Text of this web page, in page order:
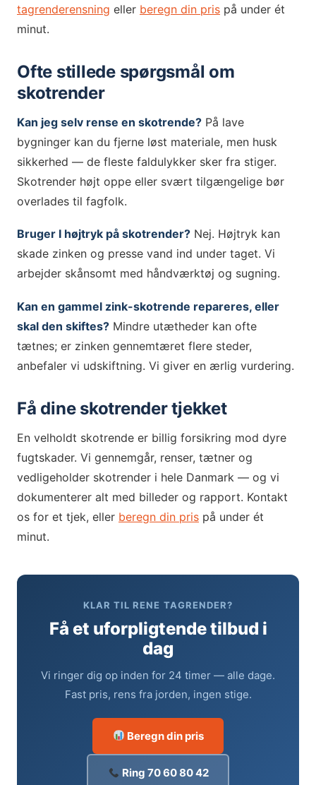
tagrenderensning eller beregn din pris på under ét
minut.
Ofte stillede spørgsmål om
skotrender
Kan jeg selv rense en skotrende? På lave
bygninger kan du fjerne løst materiale, men husk
sikkerhed — de fleste faldulykker sker fra stiger.
Skotrender højt oppe eller svært tilgængelige bør
overlades til fagfolk.
Bruger I højtryk på skotrender? Nej. Højtryk kan
skade zinken og presse vand ind under taget. Vi
arbejder skånsomt med håndværktøj og sugning.
Kan en gammel zink-skotrende repareres, eller
skal den skiftes? Mindre utætheder kan ofte
tætnes; er zinken gennemtæret flere steder,
anbefaler vi udskiftning. Vi giver en ærlig vurdering.
Få dine skotrender tjekket
En velholdt skotrende er billig forsikring mod dyre
fugtskader. Vi gennemgår, renser, tætner og
vedligeholder skotrender i hele Danmark — og vi
dokumenterer alt med billeder og rapport. Kontakt
os for et tjek, eller beregn din pris på under ét
minut.
KLAR TIL RENE TAGRENDER?
Få et uforpligtende tilbud i
dag
Vi ringer dig op inden for 24 timer — alle dage.
Fast pris, rens fra jorden, ingen stige.
Beregn din pris
Ring 70 60 80 42